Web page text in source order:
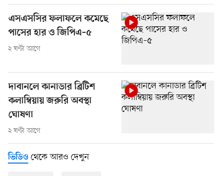
এসএসসির ফলাফলে কমেছে
পাসের হার ও জিপিএ–৫
২ ঘণ্টা আগে
দাবানলে কানাডার ব্রিটিশ
কলাম্বিয়ায় জরুরি অবস্থা
ঘোষণা
২ ঘণ্টা আগে
ভিডিও থেকে আরও দেখুন